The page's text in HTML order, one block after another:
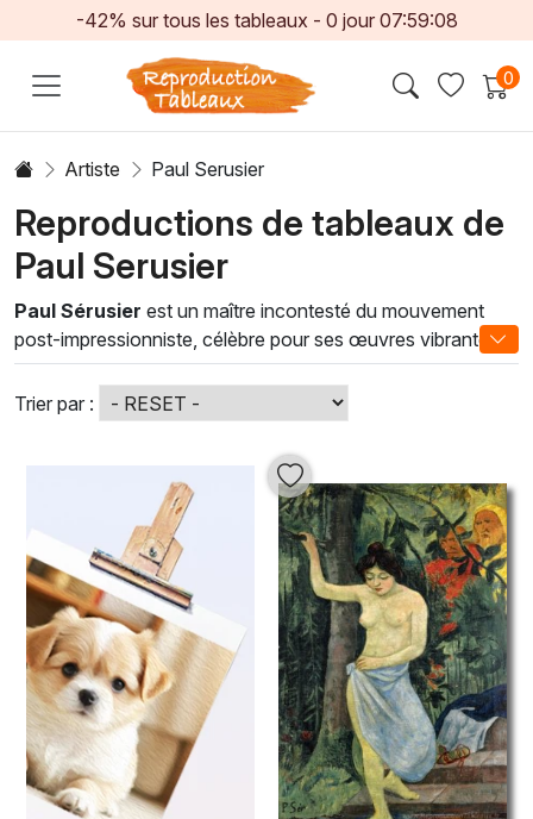
-42% sur tous les tableaux - 0 jour 07:59:05
0
Artiste Paul Serusier
Reproductions de tableaux de
Paul Serusier
Paul Sérusier est un maître incontesté du mouvement
post-impressionniste, célèbre pour ses œuvres vibrantes
et audacieuses, alliant à la perfection couleur et émotion.
La peinture à l'huile, medium privilégié de cet artiste, permet
une richesse de tonalités et une profondeur inégalée,
rendant ses compositions captivantes à chaque coup de
pinceau. Grâce à sa technique innovante, Sérusier crée
des paysages et des portraits qui résonnent avec une
intensité rare, transformant la lumière en sentiments et les
scènes quotidiennes en véritables tableaux poétiques.
Intégrer une oeuvre de
Paul Sérusierdans votre espace,
c'est faire le choix d'une ambiance artistique unique et
inspirante. Ces peintures à l'huile, qu'elles soient délicates
ou puissantes, sauront élever votre décoration intérieure et
inviter à la contemplation. Découvrez notre collection
soigneusement sélectionnée et laissez-vous emporter par
la beauté intemporelle de l'art de Sérusier.
Trier par :